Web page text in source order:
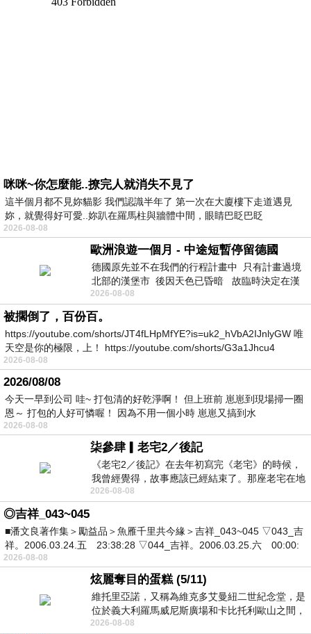
咪咪~你怎麼能..撩完人就消失不見了
這半個月都不見妳貓影 我們認識半年了 第一次在大廈樓下走道遇見
妳，就覺得好可愛..妳趴在羅馬柱與牆體中間，眼睛巴眨巴眨
2026-08-08
歐洲浪遊一個月 - 中途短暫停留德國
德國原先並不在我們的行程計畫中 只有計畫過境
北部的漢堡市 後因天色已昏暗 故臨時決定在漢
堡市吃晚餐和過夜
2026-08-08
被擱倒了，百份百。
https://youtube.com/shorts/JT4fLHpMfYE?is=uk2_hVbA2IJnlyGW 唯
天空是你的極限，上！ https://youtube.com/shorts/G3a1Jhcu4
2026-08-08
2026/08/08
今天一早到公司 哇~ 打包清的好乾淨啊！ 但上班前 崽崽到現場掃一圈
恩～ 打包的人好可憐喔！ 因為不用一個小時 崽崽又搞到水
2026-08-08
柒參肆▎老宅2／後記
《老宅2／後記》在去年初寫完《老宅》的時候，
我曾經覺得，故事應該已經結束了。那座老宅在地
震中倒塌，七個人終於離開那片黑暗，
2026-08-08
◎吉祥_043~045
■潘文良著作集＞勵益品＞魚雁千里共今緣＞吉祥_043~045 ▽043_吉
祥。2006.03.24.五 23:38:28 ▽044_吉祥。2006.03.25.六 00:00:
2026-08-08
炫麗奪目的蛋糕 (5/11)
維托里亞諾，又稱為維克多艾曼紐二世紀念堂，是
位於義大利羅馬威尼斯廣場和卡比托利歐山之間，
用以紀念統一義大利統一後的的第一位國
2026-08-08